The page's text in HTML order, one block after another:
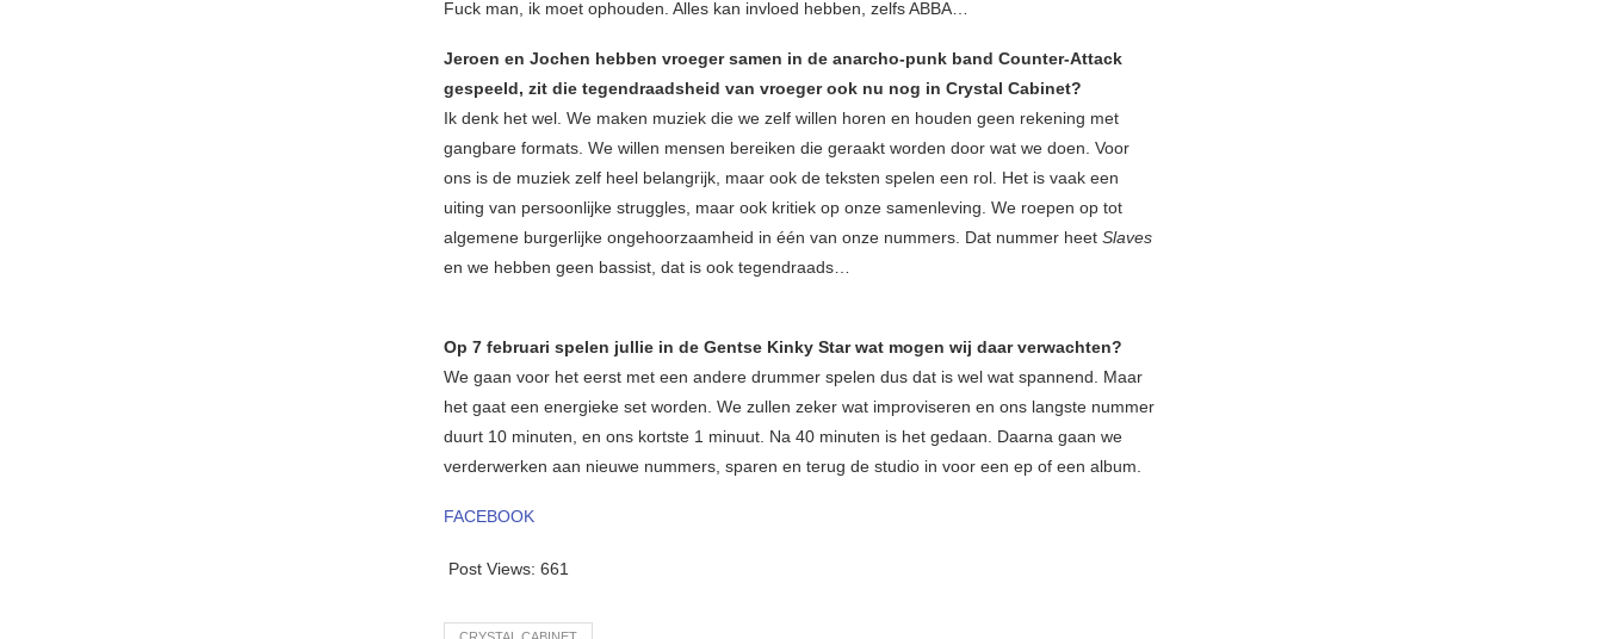
Fuck man, ik moet ophouden. Alles kan invloed hebben, zelfs ABBA…
Jeroen en Jochen hebben vroeger samen in de anarcho-punk band Counter-Attack
gespeeld, zit die tegendraadsheid van vroeger ook nu nog in Crystal Cabinet?
Ik denk het wel. We maken muziek die we zelf willen horen en houden geen rekening met
gangbare formats. We willen mensen bereiken die geraakt worden door wat we doen. Voor
ons is de muziek zelf heel belangrijk, maar ook de teksten spelen een rol. Het is vaak een
uiting van persoonlijke struggles, maar ook kritiek op onze samenleving. We roepen op tot
algemene burgerlijke ongehoorzaamheid in één van onze nummers. Dat nummer heet Slaves
en we hebben geen bassist, dat is ook tegendraads…
Op 7 februari spelen jullie in de Gentse Kinky Star wat mogen wij daar verwachten?
We gaan voor het eerst met een andere drummer spelen dus dat is wel wat spannend. Maar
het gaat een energieke set worden. We zullen zeker wat improviseren en ons langste nummer
duurt 10 minuten, en ons kortste 1 minuut. Na 40 minuten is het gedaan. Daarna gaan we
verderwerken aan nieuwe nummers, sparen en terug de studio in voor een ep of een album.
FACEBOOK
Post Views: 661